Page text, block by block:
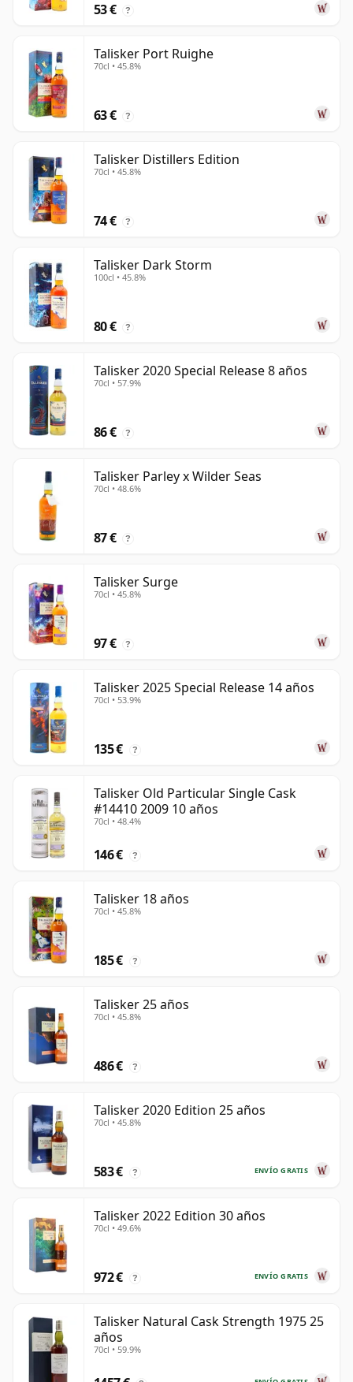
53 € ?
Talisker Port Ruighe
70cl • 45.8%
63 € ?
Talisker Distillers Edition
70cl • 45.8%
74 € ?
Talisker Dark Storm
100cl • 45.8%
80 € ?
Talisker 2020 Special Release 8 años
70cl • 57.9%
86 € ?
Talisker Parley x Wilder Seas
70cl • 48.6%
87 € ?
Talisker Surge
70cl • 45.8%
97 € ?
Talisker 2025 Special Release 14 años
70cl • 53.9%
135 € ?
Talisker Old Particular Single Cask
#14410 2009 10 años
70cl • 48.4%
146 € ?
Talisker 18 años
70cl • 45.8%
185 € ?
Talisker 25 años
70cl • 45.8%
486 € ?
Talisker 2020 Edition 25 años
70cl • 45.8%
ENVÍO GRATIS
583 € ?
Talisker 2022 Edition 30 años
70cl • 49.6%
ENVÍO GRATIS
972 € ?
Talisker Natural Cask Strength 1975 25
años
70cl • 59.9%